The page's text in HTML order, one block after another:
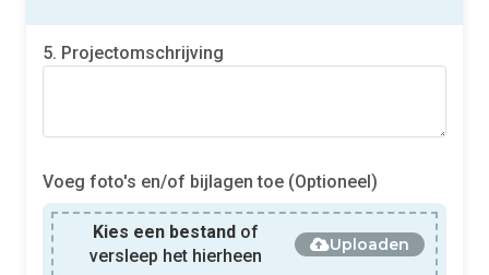
5. Projectomschrijving
Voeg foto's en/of bijlagen toe (Optioneel)
Kies een bestand of
versleep het hierheen
Uploaden